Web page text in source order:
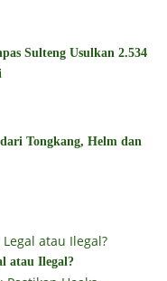
Sulteng Usulkan 2.534
Tongkang, Helm dan
atau Ilegal?